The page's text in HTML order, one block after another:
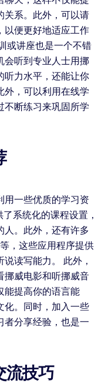
关系。此外，可以请
以便更好地适应工作
或讲座也是一个不错
会听到专业人士用挪
听力水平，还能让你
外，可以利用在线学
不断练习来巩固所学
用一些优质的学习资
系统化的课程设置，
人。此外，还有许多
，这些应用程序提供
读写能力。 此外，
挪威电影和听挪威音
能提高你的语言能
化。同时，加入一些
者分享经验，也是一
流技巧